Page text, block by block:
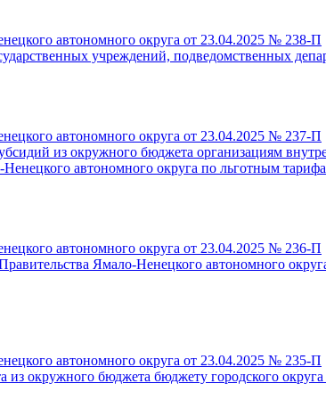
автономного округа от 23.04.2025 № 238-П
учреждений, подведомственных
автономного округа от 23.04.2025 № 237-П
из окружного бюджета организациям
автономного округа по льготным
автономного округа от 23.04.2025 № 236-П
Ямало-Ненецкого автономного
автономного округа от 23.04.2025 № 235-П
окружного бюджета бюджету городского